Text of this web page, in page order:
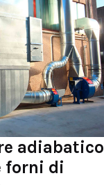
adiabatico
forni di